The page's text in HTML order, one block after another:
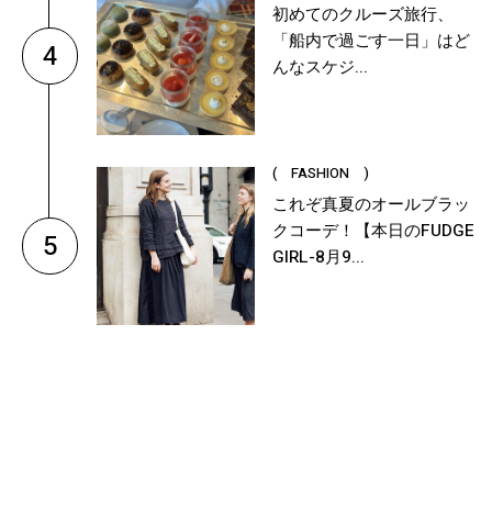
4
初めてのクルーズ旅行、
「船内で過ごす一日」はど
んなスケジ...
5
( FASHION )
これぞ真夏のオールブラッ
クコーデ！【本日のFUDGE
GIRL-8月9...